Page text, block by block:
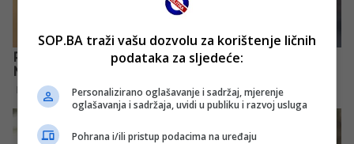
SOP.BA traži vašu dozvolu za korištenje ličnih
podataka za sljedeće:
Personalizirano oglašavanje i sadržaj, mjerenje
oglašavanja i sadržaja, uvidi u publiku i razvoj usluga
Pohrana i/ili pristup podacima na uređaju